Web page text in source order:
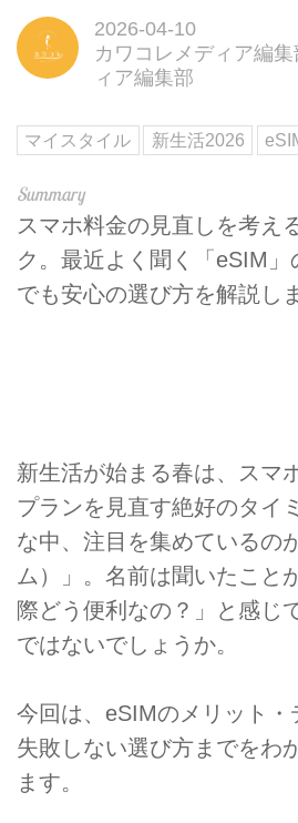
2026-04-10
カワコレメディア編集
ィア編集部
マイスタイル 新生活2026
スマホ料金の見直しを考え
ク。最近よく聞く「eSIM
でも安心の選び方を解説し
新生活が始まる春は、スマ
プランを見直す絶好のタイ
な中、注目を集めているの
ム）」。名前は聞いたこと
際どう便利なの？」と感じ
ではないでしょうか。
今回は、eSIMのメリット・
失敗しない選び方までをわ
ます。